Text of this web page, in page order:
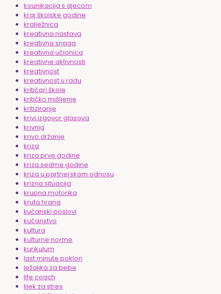
kounikacija s djecom
kraj školske godine
kralježnica
kreativna nastava
kreativna snaga
kreativna učionica
kreativne aktivnosti
kreativnost
kreativnost u radu
kritičari škole
kritičko mišljenje
kritiziranje
krivi izgovor glasova
krivnja
krivo držanje
kriza
kriza prve godine
kriza sedme godine
kriza u partnerskom odnosu
krizna situacija
krupna motorika
kruta hrana
kućanski poslovi
kućanstvo
kultura
kulturne norme
kurikulum
last minute poklon
ležaljka za bebe
life coach
lijek za stres